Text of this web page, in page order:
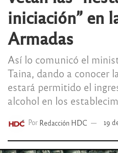
iniciación” en
Armadas
Así lo comunicó el
Taina, dando a conocer
estará permitido el
alcohol en los
Por Redacción HDC 19